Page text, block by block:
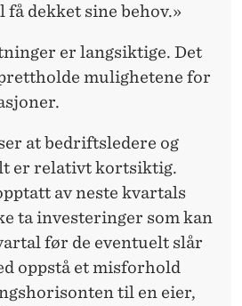
få dekket sine behov.»
er langsiktige. Det
mulighetene for
at bedriftsledere og
er relativt kortsiktig.
av neste kvartals
ta investeringer som kan
før de eventuelt slår
oppstå et misforhold
til en eier,